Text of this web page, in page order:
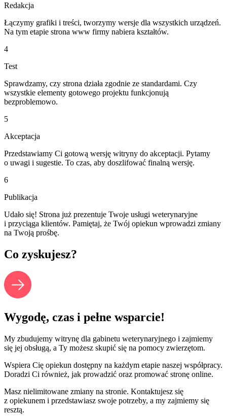
Redakcja
Łączymy grafiki i treści, tworzymy wersje dla wszystkich urządzeń.
Na tym etapie strona www firmy nabiera kształtów.
4
Test
Sprawdzamy, czy strona działa zgodnie ze standardami. Czy
wszystkie elementy gotowego projektu funkcjonują
bezproblemowo.
5
Akceptacja
Przedstawiamy Ci gotową wersję witryny do akceptacji. Pytamy
o uwagi i sugestie. To czas, aby doszlifować finalną wersję.
6
Publikacja
Udało się! Strona już prezentuje Twoje usługi weterynaryjne
i przyciąga klientów. Pamiętaj, że Twój opiekun wprowadzi zmiany
na Twoją prośbę.
Co zyskujesz?
Wygodę, czas i pełne wsparcie!
My zbudujemy witrynę dla gabinetu weterynaryjnego i zajmiemy
się jej obsługą, a Ty możesz skupić się na pomocy zwierzętom.
Wspiera Cię opiekun dostępny na każdym etapie naszej współpracy.
Doradzi Ci również, jak prowadzić oraz promować stronę online.
Masz nielimitowane zmiany na stronie. Kontaktujesz się
z opiekunem i przedstawiasz swoje potrzeby, a my zajmiemy się
resztą.